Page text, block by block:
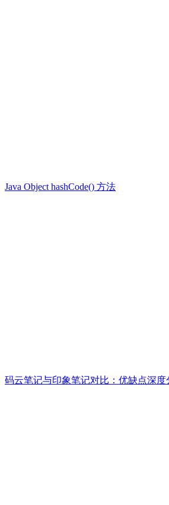
Java Object hashCode() 方法
码云笔记与印象笔记对比：优缺点深度